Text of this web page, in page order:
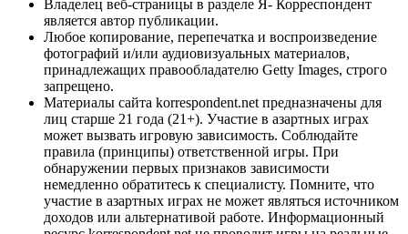
Владелец веб-страницы в разделе Я- Корреспондент
является автор публикации.
Любое копирование, перепечатка и воспроизведение
фотографий и/или аудиовизуальных материалов,
принадлежащих правообладателю Getty Images, строго
запрещено.
Материалы сайта korrespondent.net предназначены для
лиц старше 21 года (21+). Участие в азартных играх
может вызвать игровую зависимость. Соблюдайте
правила (принципы) ответственной игры. При
обнаружении первых признаков зависимости
немедленно обратитесь к специалисту. Помните, что
участие в азартных играх не может являться источником
доходов или альтернативой работе. Информационный